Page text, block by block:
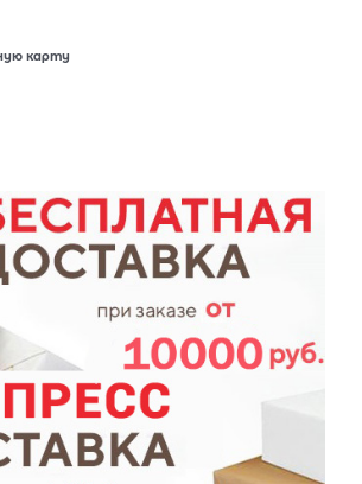
карту